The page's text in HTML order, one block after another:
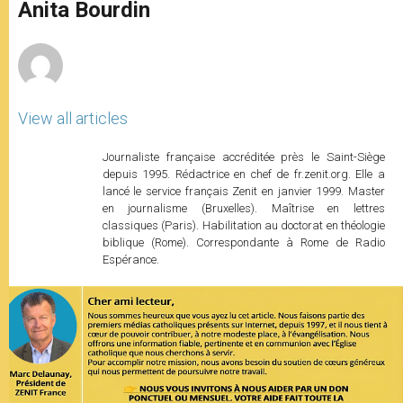
p e k
Anita Bourdin
View all articles
Journaliste française accréditée près le Saint-Siège
depuis 1995. Rédactrice en chef de fr.zenit.org. Elle a
lancé le service français Zenit en janvier 1999. Master
en journalisme (Bruxelles). Maîtrise en lettres
classiques (Paris). Habilitation au doctorat en théologie
biblique (Rome). Correspondante à Rome de Radio
Espérance.